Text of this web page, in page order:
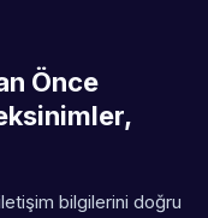
Önce
iletişim bilgilerini doğru